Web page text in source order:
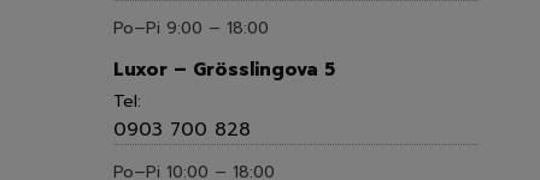
Po–Pi 9:00 – 18:00
Luxor – Grösslingova 5
Tel:
0903 700 828
Po–Pi 10:00 – 18:00